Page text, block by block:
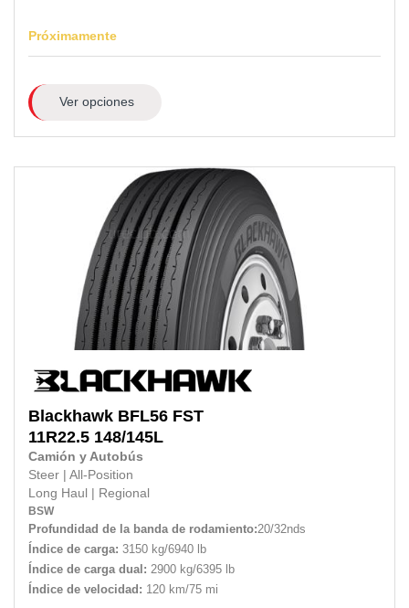
Próximamente
Ver opciones
Blackhawk BFL56 FST
11R22.5 148/145L
Camión y Autobús
Steer
All-Position
Long Haul
Regional
BSW
Profundidad de la banda de rodamiento:20/32nds
Índice de carga: 3150 kg/6940 lb
Índice de carga dual: 2900 kg/6395 lb
Índice de velocidad: 120 km/75 mi